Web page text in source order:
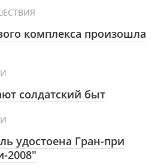
комплекса произошла
солдатский быт
удостоена Гран-при
2008"